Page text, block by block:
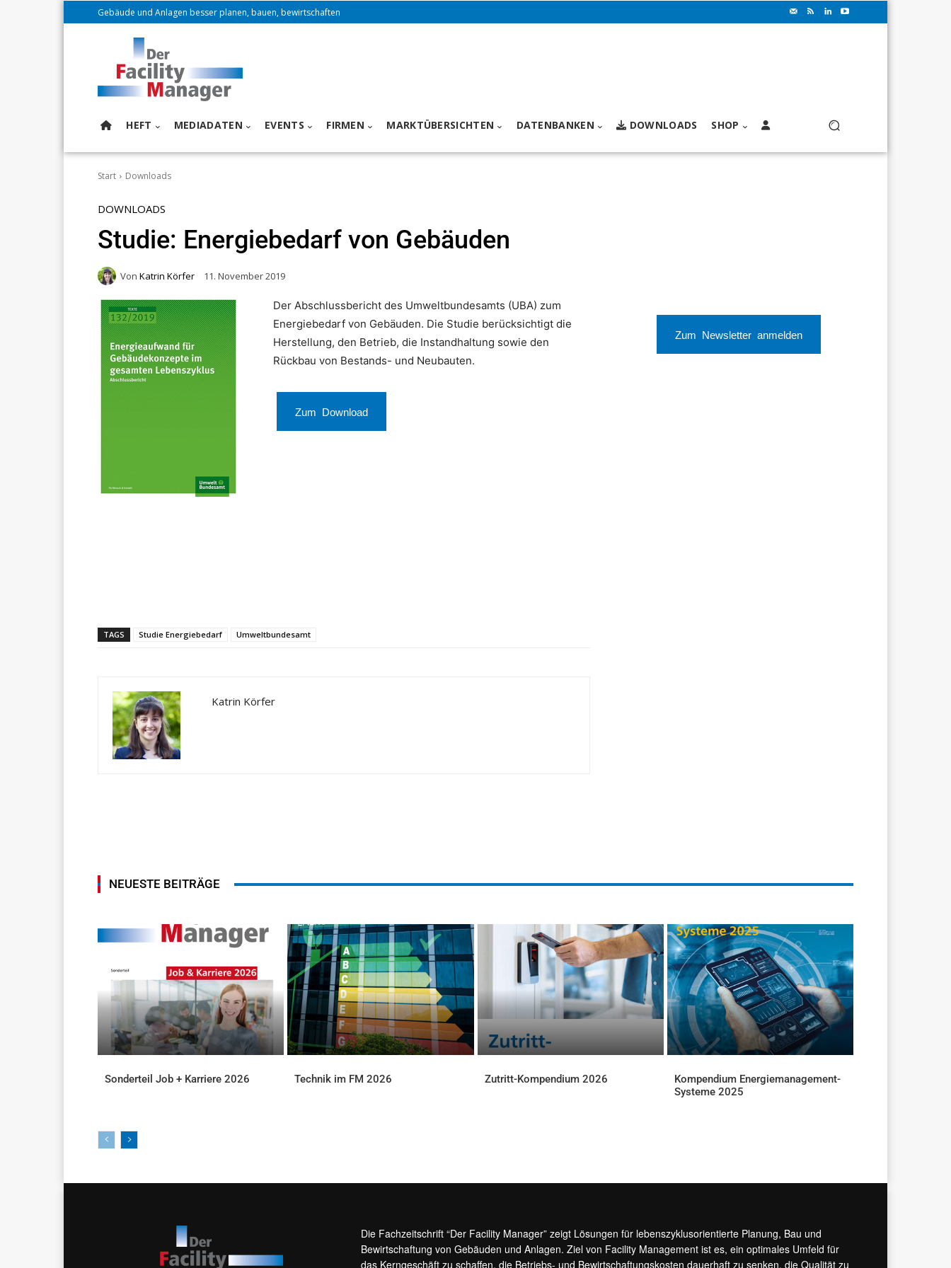
Gebäude und Anlagen besser planen, bauen, bewirtschaften
HEFT MEDIADATEN EVENTS FIRMEN MARKTÜBERSICHTEN DATENBANKEN DOWNLOADS SHOP
Start Downloads
DOWNLOADS
Studie: Energiebedarf von Gebäuden
Von Katrin Körfer 11. November 2019
Der Abschlussbericht des Umweltbundesamts (UBA) zum
Energiebedarf von Gebäuden. Die Studie berücksichtigt die
Herstellung, den Betrieb, die Instandhaltung sowie den
Rückbau von Bestands- und Neubauten.
Zum Download
TAGS Studie Energiebedarf Umweltbundesamt
Katrin Körfer
Zum Newsletter anmelden
NEUESTE BEITRÄGE
Sonderteil Job + Karriere 2026 Technik im FM 2026 Zutritt-Kompendium 2026
Kompendium Energiemanagement-
Systeme 2025
Die Fachzeitschrift “Der Facility Manager” zeigt Lösungen für lebenszyklusorientierte Planung, Bau und
Bewirtschaftung von Gebäuden und Anlagen. Ziel von Facility Management ist es, ein optimales Umfeld für
das Kerngeschäft zu schaffen, die Betriebs- und Bewirtschaftungskosten dauerhaft zu senken, die Qualität zu